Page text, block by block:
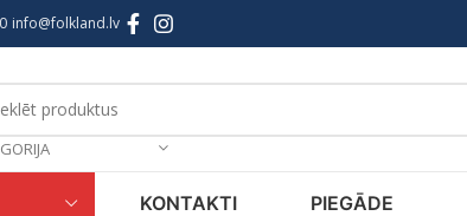
info@folkland.lv
KONTAKTI PIEGĀDE